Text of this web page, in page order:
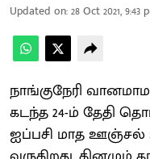
Updated on:28 Oct 2021, 9:43
நாங்குநேரி
கடந்த 24-ம் தேதி
ஐப்பசி மாத